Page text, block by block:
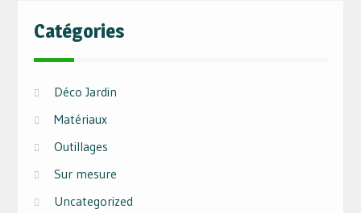
Catégories
Déco Jardin
Matériaux
Outillages
Sur mesure
Uncategorized